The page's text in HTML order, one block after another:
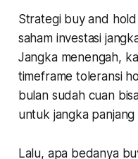
Strategi buy and
saham investasi
Jangka menengah,
timeframe toleransi
bulan sudah cuan
untuk jangka
Lalu, apa bedanya